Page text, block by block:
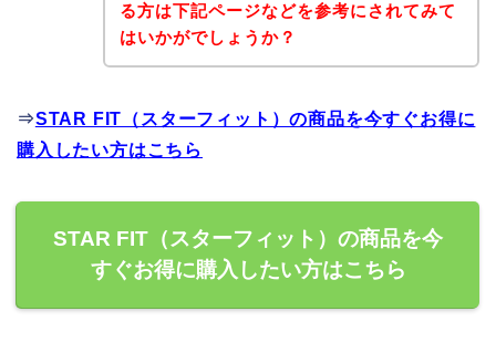
る方は下記ページなどを参考にされてみて
はいかがでしょうか？
⇒STAR FIT（スターフィット）の商品を今すぐお得に
購入したい方はこちら
STAR FIT（スターフィット）の商品を今
すぐお得に購入したい方はこちら